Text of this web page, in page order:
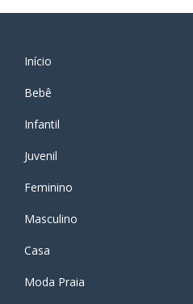
Início
Bebê
Infantil
Juvenil
Feminino
Masculino
Casa
Moda Praia